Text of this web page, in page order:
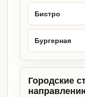
Бистро
Бургерная
Городские